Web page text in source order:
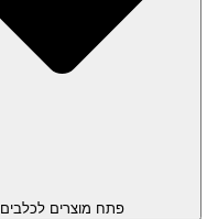
פתח מוצרים לכלבים